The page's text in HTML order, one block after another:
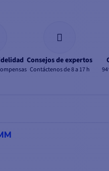
Consejos de expertos
Contáctenos de 8 a 17 h